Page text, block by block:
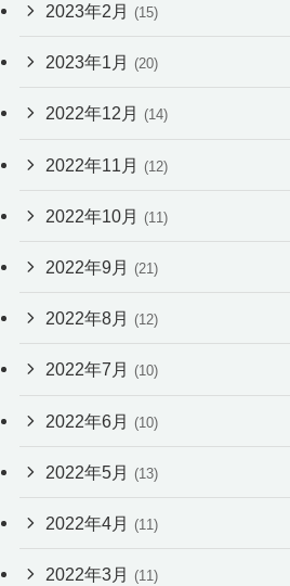
2023年2月 (15)
2023年1月 (20)
2022年12月 (14)
2022年11月 (12)
2022年10月 (11)
2022年9月 (21)
2022年8月 (12)
2022年7月 (10)
2022年6月 (10)
2022年5月 (13)
2022年4月 (11)
2022年3月 (11)